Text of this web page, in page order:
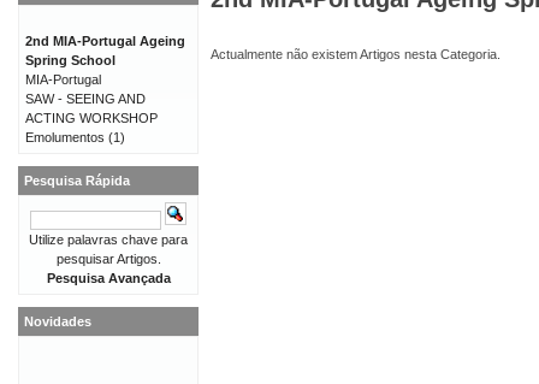
Actualmente não existem Artigos nesta Categoria.
2nd MIA-Portugal Ageing
Spring School
MIA-Portugal
SAW - SEEING AND
ACTING WORKSHOP
Emolumentos (1)
Pesquisa Rápida
Utilize palavras chave para
pesquisar Artigos.
Pesquisa Avançada
Novidades